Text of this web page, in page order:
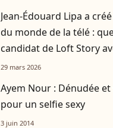
Jean-Édouard Lipa a
du monde de la télé :
candidat de Loft Story
29 mars 2026
Ayem Nour : Dénudée
pour un selfie sexy
3 juin 2014